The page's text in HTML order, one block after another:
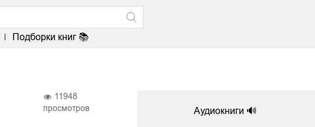
Подборки книг 📚
11948
просмотров
Аудиокниги 🔊